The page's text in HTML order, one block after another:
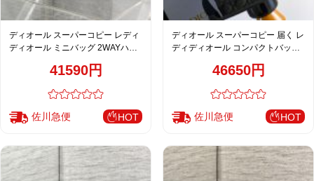
ディオール スーパーコピー レディ
ディオール ミニバッグ 2WAYハン
41590円
佐川急便 HOT
ディオール スーパーコピー 届く レ
ディディオール コンパクトバッグ
ド金具 M053846650円
佐川急便 HOT